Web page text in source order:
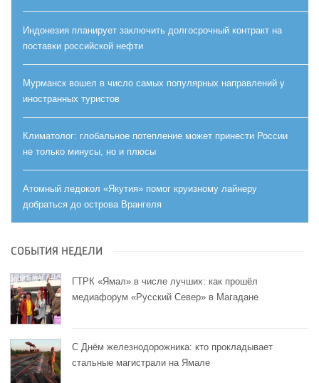
Индонезия планирует заключить долгосрочный контракт на
поставки российской нефти
Мурманск вошел в число самых популярных направлений у
иностранных туристов
Климатолог: глобальное потепление может принести России
не только минусы, но и плюсы
Атомный ледокол «Якутия» помог круизному лайнеру
добраться до острова Врангеля
СОБЫТИЯ НЕДЕЛИ
ГТРК «Ямал» в числе лучших: как прошёл
медиафорум «Русский Север» в Магадане
С Днём железнодорожника: кто прокладывает
стальные магистрали на Ямале